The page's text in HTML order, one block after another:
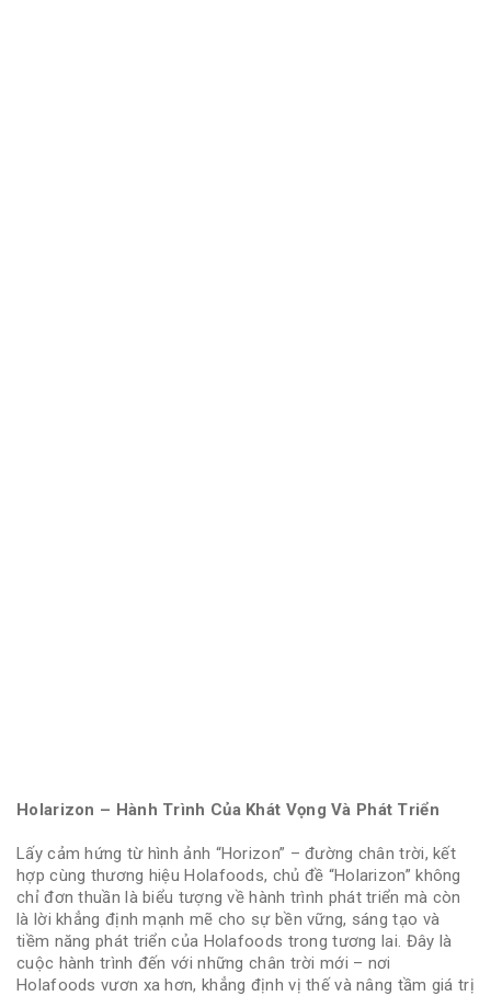
Holarizon – Hành Trình Của Khát Vọng Và Phát Triển
Lấy cảm hứng từ hình ảnh “Horizon” – đường chân trời, kết
hợp cùng thương hiệu Holafoods, chủ đề “Holarizon” không
chỉ đơn thuần là biểu tượng về hành trình phát triển mà còn
là lời khẳng định mạnh mẽ cho sự bền vững, sáng tạo và
tiềm năng phát triển của Holafoods trong tương lai. Đây là
cuộc hành trình đến với những chân trời mới – nơi
Holafoods vươn xa hơn, khẳng định vị thế và nâng tầm giá trị